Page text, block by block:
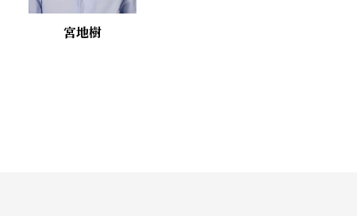
宮地樹